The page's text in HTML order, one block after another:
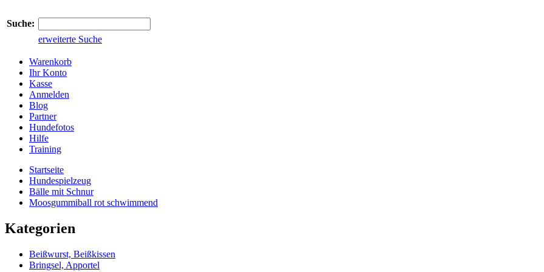
Suche:
erweiterte Suche
Warenkorb
Ihr Konto
Kasse
Anmelden
Blog
Partner
Hundefotos
Hilfe
Training
Startseite
Hundespielzeug
Bälle mit Schnur
Moosgummiball rot schwimmend
Kategorien
Beißwurst, Beißkissen
Bringsel, Apportel